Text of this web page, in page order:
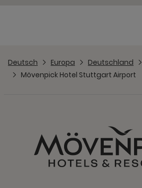
Deutsch Europa Deutschland
Mövenpick Hotel Stuttgart Airport